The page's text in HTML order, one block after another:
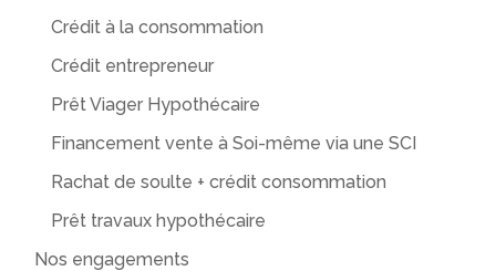
Crédit à la consommation
Crédit entrepreneur
Prêt Viager Hypothécaire
Financement vente à Soi-même via une SCI
Rachat de soulte + crédit consommation
Prêt travaux hypothécaire
Nos engagements